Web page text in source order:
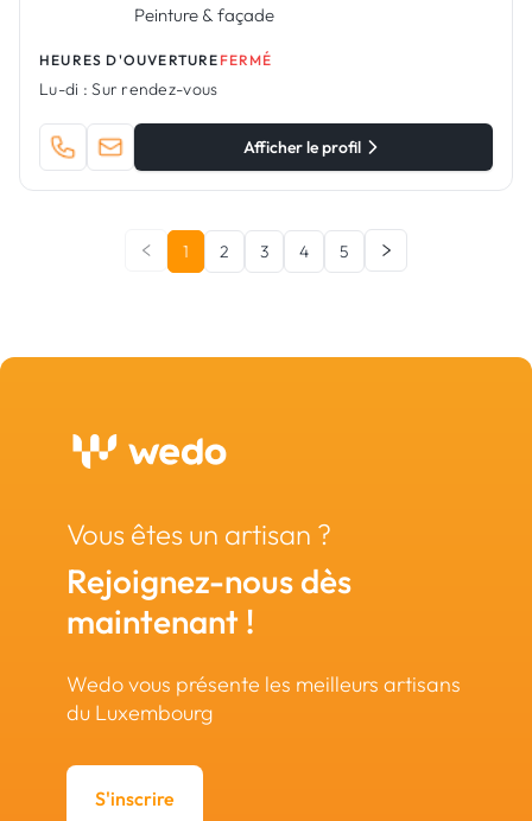
Peinture & façade
HEURES D'OUVERTURE FERMÉ
Lu-di : Sur rendez-vous
Afficher le profil
1 2 3 4 5
Vous êtes un artisan ?
Rejoignez-nous dès
maintenant !
Wedo vous présente les meilleurs artisans
du Luxembourg
S'inscrire